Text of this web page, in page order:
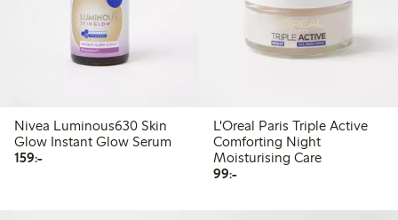
Nivea Luminous630 Skin
Glow Instant Glow Serum
159:-159,00 kr
L'Oreal Paris Triple Active
Comforting Night
Moisturising Care
99:-99,00 kr